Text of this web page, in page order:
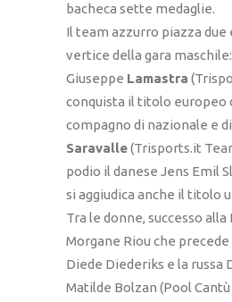
bacheca sette medaglie.
Il team azzurro piazza
vertice della gara
Giuseppe Lamastra
conquista il titolo europeo
compagno di nazionale e
Saravalle(Trisports.it
podio il danese Jens Emil
si aggiudica anche il titolo
Tra le donne, successo alla
Morgane Riou che precede
Diede Diederiks e la russa
Matilde Bolzan (Pool Cantù